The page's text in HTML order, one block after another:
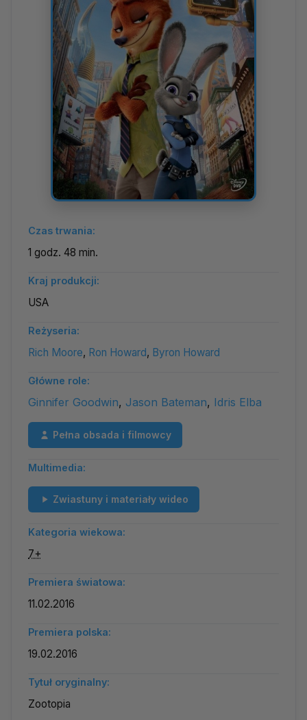
Czas trwania:
1 godz. 48 min.
Kraj produkcji:
USA
Reżyseria:
Rich Moore, Ron Howard, Byron Howard
Główne role:
Ginnifer Goodwin, Jason Bateman, Idris Elba
Pełna obsada i filmowcy
Multimedia:
Zwiastuny i materiały wideo
Kategoria wiekowa:
7+
Premiera światowa:
11.02.2016
Premiera polska:
19.02.2016
Tytuł oryginalny:
Zootopia